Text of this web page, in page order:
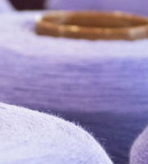
di capelli